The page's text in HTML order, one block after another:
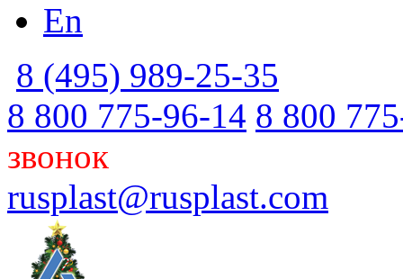
En
8 (495) 989-25-35
8 800 775-96-14 8 800
звонок
rusplast@rusplast.com